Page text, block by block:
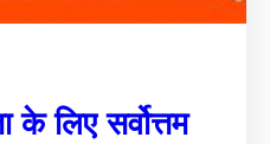
के लिए सर्वोत्तम